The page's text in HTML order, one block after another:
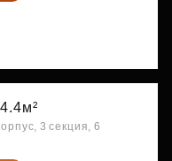
3 секция, 6